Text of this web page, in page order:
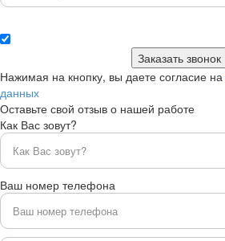
Нажимая на кнопку, вы даете согласие на
данных
Оставьте свой отзыв о нашей работе
Как Вас зовут?
Ваш номер телефона